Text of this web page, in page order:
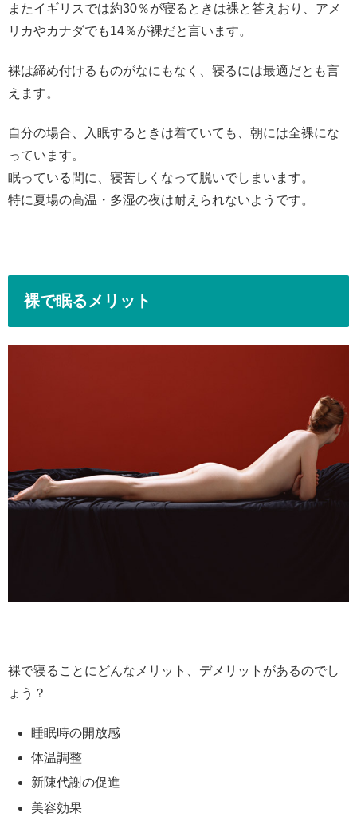
またイギリスでは約30％が寝るときは裸と答えおり、アメ
リカやカナダでも14％が裸だと言います。
裸は締め付けるものがなにもなく、寝るには最適だとも言
えます。
自分の場合、入眠するときは着ていても、朝には全裸にな
っています。
眠っている間に、寝苦しくなって脱いでしまいます。
特に夏場の高温・多湿の夜は耐えられないようです。
裸で眠るメリット
裸で寝ることにどんなメリット、デメリットがあるのでし
ょう？
睡眠時の開放感
体温調整
新陳代謝の促進
美容効果